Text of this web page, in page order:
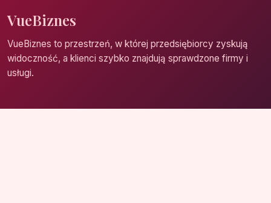
VueBiznes
VueBiznes to przestrzeń, w której przedsiębiorcy zyskują
widoczność, a klienci szybko znajdują sprawdzone firmy i
usługi.